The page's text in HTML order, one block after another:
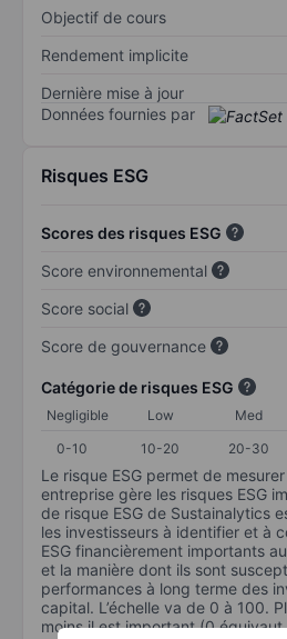
Objectif de cours
Rendement implicite
Dernière mise à jour
Données fournies par
Risques ESG
Scores des risques ESG
Score environnemental
Score social
Score de gouvernance
Catégorie de risques ESG
Negligible Low Med
0-10
10-20 20-30
Le risque ESG permet de
entreprise gère les risques ESG
de risque ESG de Sustainalytics
les investisseurs à identifier et à
ESG financièrement importants
et la manière dont ils sont
performances à long terme des
capital. L’échelle va de 0 à 100.
moins il est important (0